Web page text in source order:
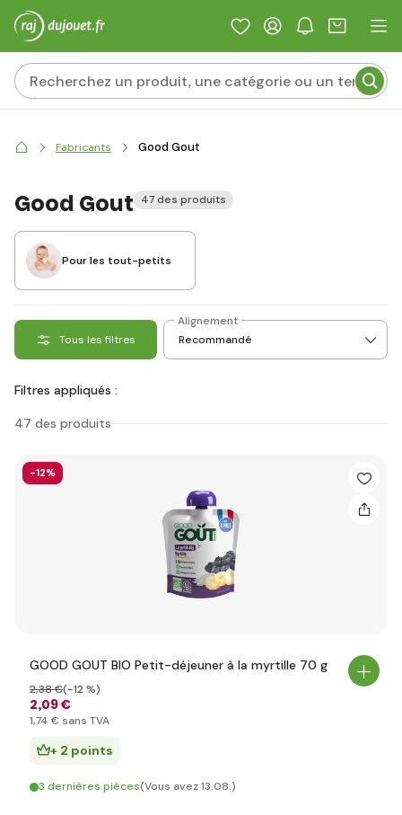
Fabricants Good Gout
Good Gout 47 des produits
Pour les tout-petits
Tous les filtres
Alignement
Filtres appliqués :
47 des produits
-12%
GOOD GOUT BIO Petit-déjeuner à la myrtille 70 g
2,09 €
2,38 €(-12 %)
1,74 € sans TVA
+ 2 points
3 dernières pièces(Vous avez 13.08.)